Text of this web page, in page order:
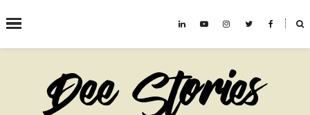
˟
Search This Blog